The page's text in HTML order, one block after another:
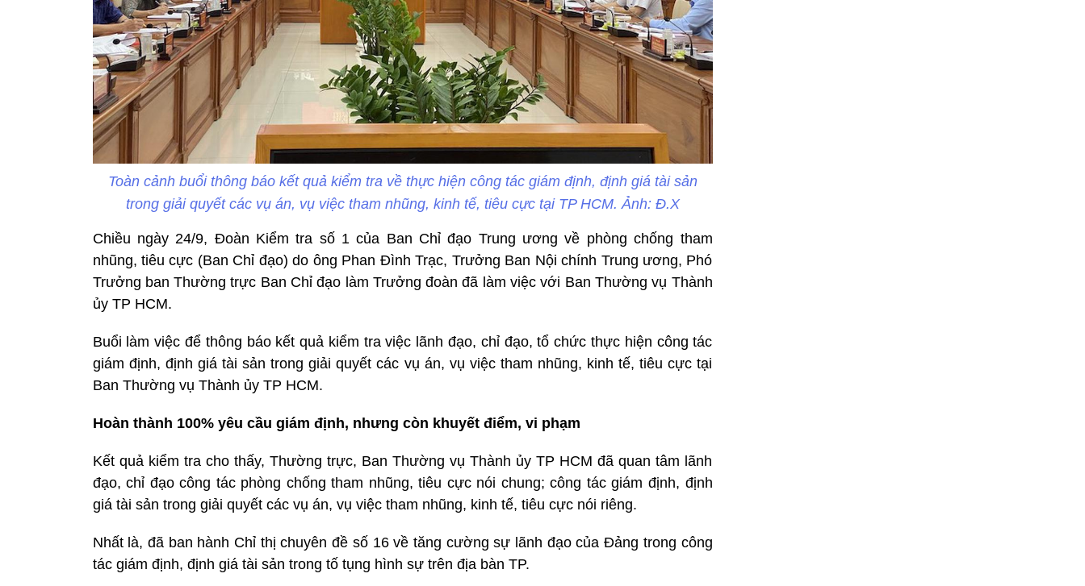
Toàn cảnh buổi thông báo kết quả kiểm tra về thực hiện công tác giám định, định giá tài sản
trong giải quyết các vụ án, vụ việc tham nhũng, kinh tế, tiêu cực tại TP HCM. Ảnh: Đ.X
Chiều ngày 24/9, Đoàn Kiểm tra số 1 của Ban Chỉ đạo Trung ương về phòng chống tham
nhũng, tiêu cực (Ban Chỉ đạo) do ông Phan Đình Trạc, Trưởng Ban Nội chính Trung ương, Phó
Trưởng ban Thường trực Ban Chỉ đạo làm Trưởng đoàn đã làm việc với Ban Thường vụ Thành
ủy TP HCM.
Buổi làm việc để thông báo kết quả kiểm tra việc lãnh đạo, chỉ đạo, tổ chức thực hiện công tác
giám định, định giá tài sản trong giải quyết các vụ án, vụ việc tham nhũng, kinh tế, tiêu cực tại
Ban Thường vụ Thành ủy TP HCM.
Hoàn thành 100% yêu cầu giám định, nhưng còn khuyết điểm, vi phạm
Kết quả kiểm tra cho thấy, Thường trực, Ban Thường vụ Thành ủy TP HCM đã quan tâm lãnh
đạo, chỉ đạo công tác phòng chống tham nhũng, tiêu cực nói chung; công tác giám định, định
giá tài sản trong giải quyết các vụ án, vụ việc tham nhũng, kinh tế, tiêu cực nói riêng.
Nhất là, đã ban hành Chỉ thị chuyên đề số 16 về tăng cường sự lãnh đạo của Đảng trong công
tác giám định, định giá tài sản trong tố tụng hình sự trên địa bàn TP.